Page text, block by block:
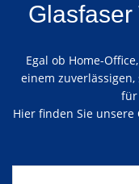
Glasfaser
Egal ob Home-
einem
für
Hier finden Sie unsere